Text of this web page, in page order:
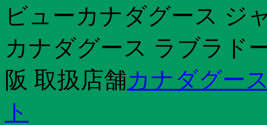
ビューカナダグース ジ
カナダグース ラブラド
阪 取扱店舗カナダグー
ト